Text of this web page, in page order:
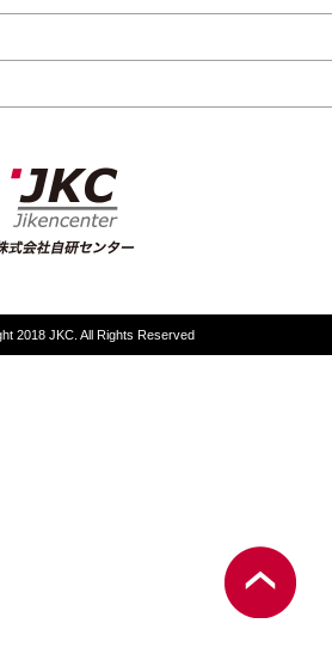
2018 JKC. All Rights Reserved